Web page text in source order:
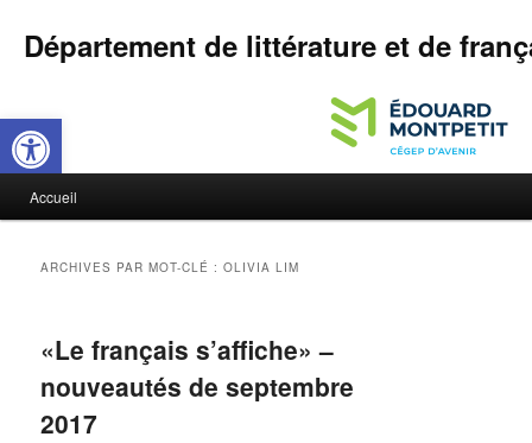
Ouvrir la barre d’outils
Département de littérature et de
Aller
principal
Aller
secondaire
Accueil
ARCHIVES PAR MOT-CLÉ :OLIVIA LIM
«Le français s’affiche» –
nouveautés de septembre
2017